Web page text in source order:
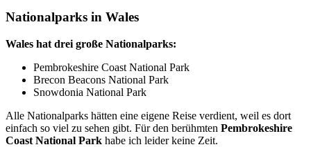
Nationalparks in Wales
Wales hat drei große Nationalparks:
Pembrokeshire Coast National Park
Brecon Beacons National Park
Snowdonia National Park
Alle Nationalparks hätten eine eigene Reise verdient, weil es dort
einfach so viel zu sehen gibt. Für den berühmten Pembrokeshire
Coast National Park habe ich leider keine Zeit.